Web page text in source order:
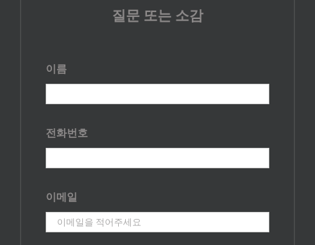
질문 또는 소감
이름
전화번호
이메일